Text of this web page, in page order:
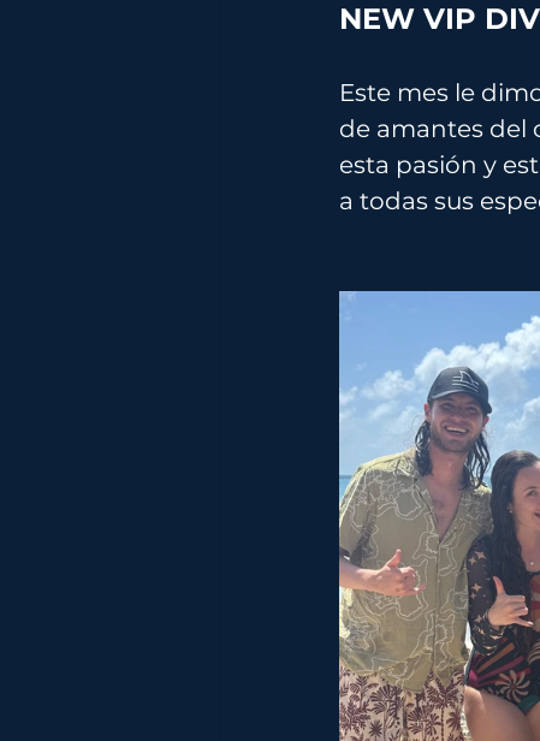
NEW VIP
Este mes le
de amantes del
esta pasión y
a todas sus